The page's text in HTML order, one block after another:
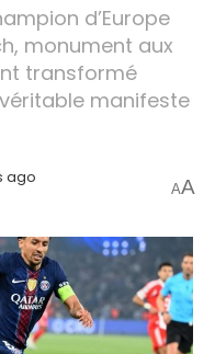
d’Europe
monument aux
transformé
manifeste
ago
AA